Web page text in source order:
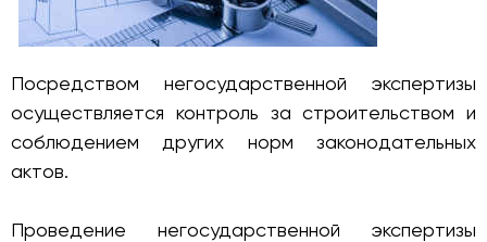
Посредством негосударственной экспертизы
осуществляется контроль за строительством и
соблюдением других норм законодательных
актов.
Проведение негосударственной экспертизы